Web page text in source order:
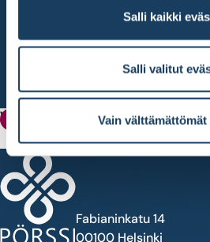
Salli kaikki
Salli valitut
Vain välttämättömät
Valtio-omistus 2030
Fabianinkatu 14
00100 Helsinki